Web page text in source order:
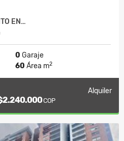
EN…
0 Garaje
60 Área m2
Alquiler
COP